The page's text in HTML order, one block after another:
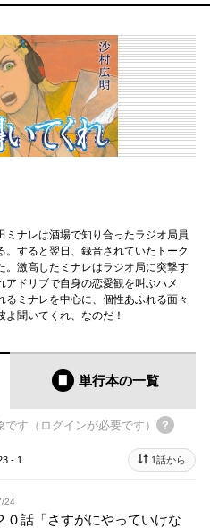
ナレは酒場で知り合ったラジオ局員
すると翌日、録音されていたトーク
。激高したミナレはラジオ局に突撃す
ドリブで自身の恋愛観を叫ぶハメ
ミナレを中心に、個性あふれる面々
聞いてくれ、なのだ！
単行本の一覧
です（ログインが必要です）
- 1 1話から
24
０話「さすがにやっていけな